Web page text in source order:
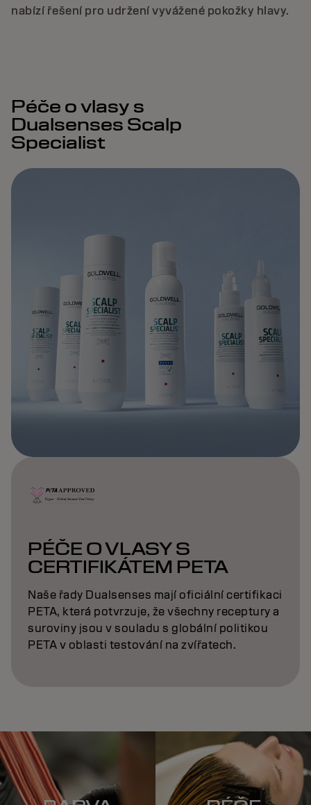
nabízí řešení pro udržení vyvážené pokožky hlavy.
Péče o vlasy s
Dualsenses Scalp
Specialist
PÉČE O VLASY S
CERTIFIKÁTEM PETA
Naše řady Dualsenses mají oficiální certifikaci
PETA, která potvrzuje, že všechny receptury a
suroviny jsou v souladu s globální politikou
PETA v oblasti testování na zvířatech.